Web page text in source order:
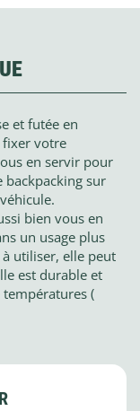
et futée en
fixer votre
en servir pour
backpacking sur
bien vous en
un usage plus
utiliser, elle peut
est durable et
(